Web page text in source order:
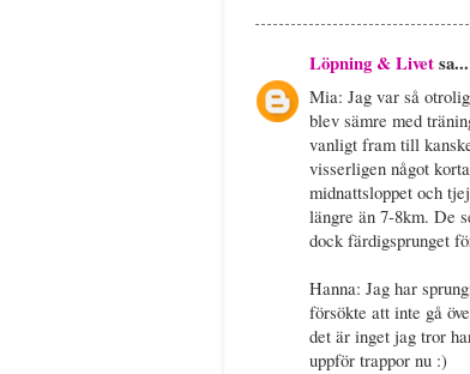
Löpning & Livetsa...
Mia: Jag var så
blev sämre med
vanligt fram till
visserligen något
midnattsloppet och
längre än 7-8km. De
dock färdigsprunget
Hanna: Jag har
försökte att inte gå
det är inget jag tror
uppför trappor nu :)